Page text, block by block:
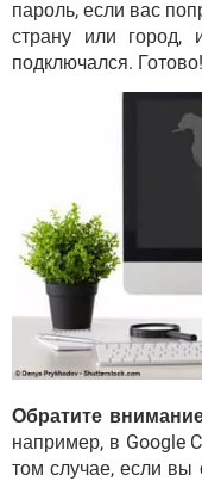
пароль, если вас
страну или город,
подключался. Готово!
Обратите
например, в Google
том случае, если вы